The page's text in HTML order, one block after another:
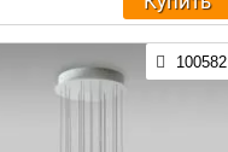
100582